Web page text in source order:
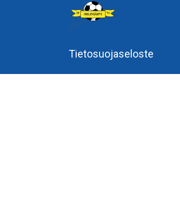
Tietosuojaseloste